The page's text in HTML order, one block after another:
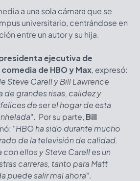
a una sola cámara que se
universitario, centrándose en
entre un autor y su hija.
ejecutiva de
de HBO y Max, expresó:
Steve Carell y Bill Lawrence
de grandes risas, calidez y
de ser el hogar de esta
". Por su parte, Bill
"HBO ha sido durante mucho
de la televisión de calidad.
con ellos y Steve Carell es un
carreras, tanto para Matt
puede salir mal ahora".